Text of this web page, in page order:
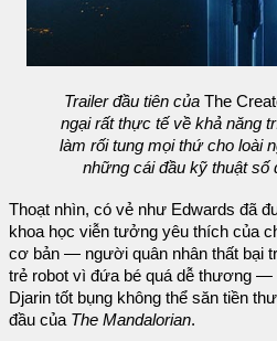
Trailer đầu tiên củaThe
ngại rất thực tế về khả năng
làm rối tung mọi thứ cho loài
những cái đầu kỹ thuật số
Thoạt nhìn, có vẻ như Edwards đã
khoa học viễn tưởng yêu thích của
cơ bản — người quân nhân thất bại
trẻ robot vì đứa bé quá dễ thương —
Djarin tốt bụng không thể săn tiền
đầu của The Mandalorian.